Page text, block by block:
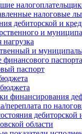
налоговые
дебиторской и
и
нагрузка
и
паспорта
паспорт
финансирования
переплата по
дебиторской
области